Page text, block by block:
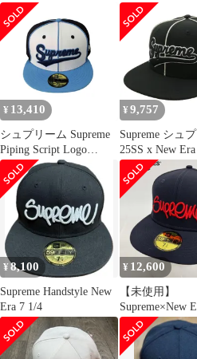
Logo New Era パイピン
グスクリプトロゴ ベー
スボールキャップ ブラ
プ
¥ 13,410
シュプリーム Supreme
Piping Script Logo
59FIFTY 61.5cm メンズ
7 3/4
¥ 9,757
Supreme シュ
25SS x New Era
Script Logo Cap
ングスクリプ
ースボール キ
ラック系 ホワ
61.5cm【中古】
¥8,100
Supreme Handstyle New
Era 7 1/4
¥ 12,600
【未使用】
Supreme×New
プリーム×ニュ
【22SS】
ハンドスタイル